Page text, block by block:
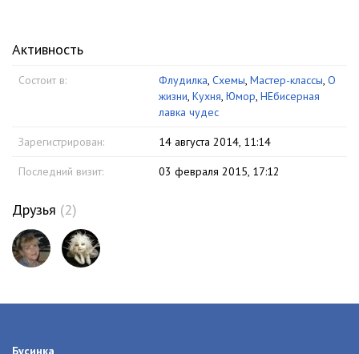
Активность
Состоит в: Флудилка Схемы Мастер-классы О
жизни Кухня Юмор НЕбисерная
лавка чудес
Зарегистрирован: 14 августа 2014, 11:14
Последний визит: 03 февраля 2015, 17:12
Друзья (2)
Бусинка